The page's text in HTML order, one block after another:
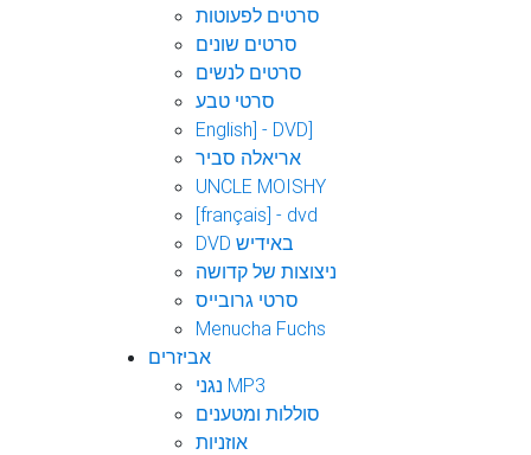
סרטים לפעוטות
סרטים שונים
סרטים לנשים
סרטי טבע
English] - DVD]
אריאלה סביר
UNCLE MOISHY
[français] - dvd
DVD באידיש
ניצוצות של קדושה
סרטי גרובייס
Menucha Fuchs
אביזרים
נגני MP3
סוללות ומטענים
אוזניות